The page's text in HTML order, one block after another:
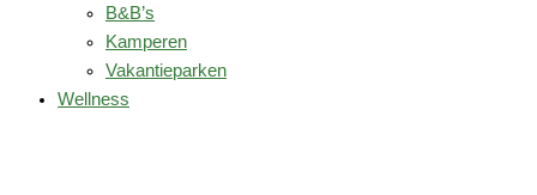
B&B’s
Kamperen
Vakantieparken
Wellness